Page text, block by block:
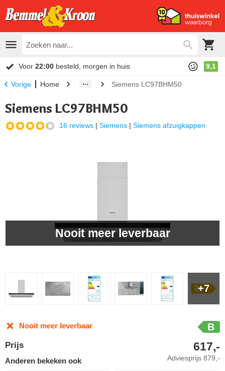
Voor 22:00 besteld, morgen in huis 9,1
Vorige Home Siemens LC97BHM50
Siemens LC97BHM50
16 reviews | Siemens | Siemens afzuigkappen
+7
Nooit meer leverbaar
Nooit meer leverbaar B
Prijs
Adviesprijs 879,-
617,-
Anderen bekeken ook